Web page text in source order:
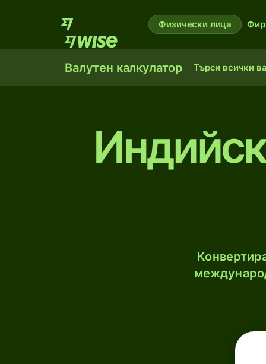
Физически лица
Валутен калкулатор Търси всички